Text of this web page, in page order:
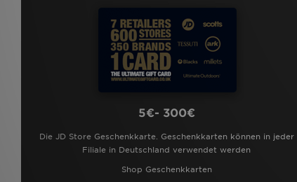
5€- 300€
Die JD Store Geschenkkarte. Geschenkkarten können in jeder
Filiale in Deutschland verwendet werden
Shop Geschenkkarten